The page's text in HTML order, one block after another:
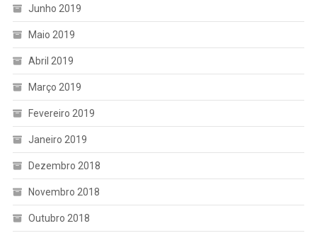
Junho 2019
Maio 2019
Abril 2019
Março 2019
Fevereiro 2019
Janeiro 2019
Dezembro 2018
Novembro 2018
Outubro 2018